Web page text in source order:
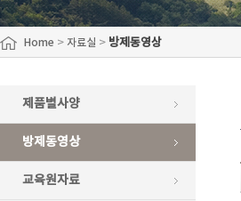
Home > 자료실 > 방제동영상
제품별사양
방제동영상
교육원자료